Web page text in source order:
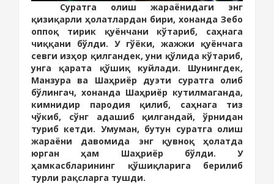
Суратга олиш жараёнидаги энг
қизиқарли ҳолатлардан бири, хонанда Зебо
оппоқ тирик қуёнчани кўтариб, саҳнага
чиққани бўлди. У гўёки, жажжи қуёнчага
севги изҳор қилгандек, уни қўлида кўтариб,
унга қарата қўшиқ куйлади. Шунингдек,
Манзура ва Шаҳриёр дуэти суратга олиб
бўлингач, хонанда Шаҳриёр кутилмаганда,
кимнидир пародия қилиб, саҳнага тиз
чўкиб, сўнг адашиб қилгандай, ўрнидан
туриб кетди. Умуман, бутун суратга олиш
жараёни давомида энг қувноқ ҳолатда
юрган ҳам Шаҳриёр бўлди. У
ҳамкасбларининг қўшиқларига берилиб
турли рақсларга тушди.